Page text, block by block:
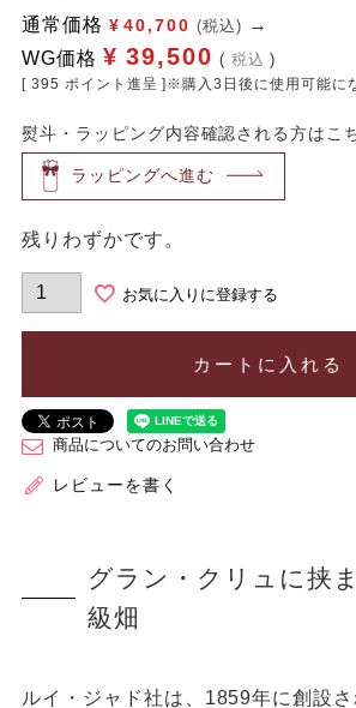
通常価格 ¥ 40,700 (税込)
WG価格 ¥ 39,500 税込
[ 395 ポイント進呈 ]※購入3日後に使用可能に
熨斗・ラッピング内容確認される方はこ
ラッピングへ進む
残りわずかです。
お気に入りに登録する
カートに入れる
商品についてのお問い合わせ
レビューを書く
グラン・クリュに挟
級畑
ルイ・ジャド社は、1859年に創設